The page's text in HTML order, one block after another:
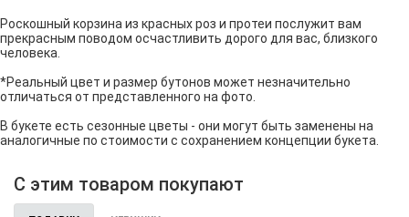
Роскошный корзина из красных роз и протеи послужит вам
прекрасным поводом осчастливить дорого для вас, близкого
человека.
*Реальный цвет и размер бутонов может незначительно
отличаться от представленного на фото.
В букете есть сезонные цветы - они могут быть заменены на
аналогичные по стоимости с сохранением концепции букета.
С этим товаром покупают